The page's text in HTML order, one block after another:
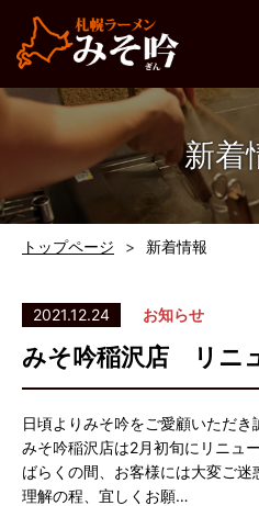
新着
トップページ 新着情報
2021.12.24 お知らせ
みそ吟稲沢店 リニ
日頃よりみそ吟をご愛顧いただき
みそ吟稲沢店は2月初旬にリニュ
ばらくの間、お客様には大変ご
理解の程、宜しくお願…